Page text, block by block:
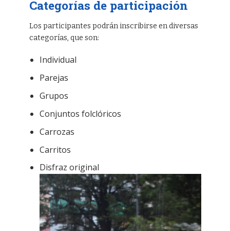
Categorías de participación
Los participantes podrán inscribirse en diversas
categorías, que son:
Individual
Parejas
Grupos
Conjuntos folclóricos
Carrozas
Carritos
Disfraz original